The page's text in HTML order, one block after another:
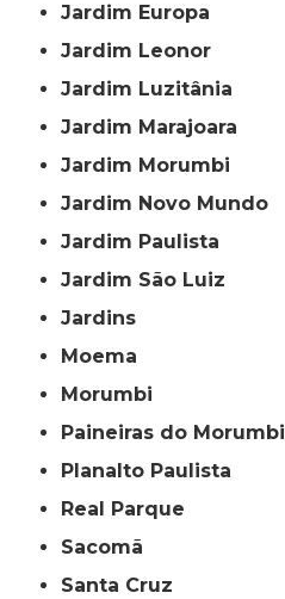
Jardim Europa
Jardim Leonor
Jardim Luzitânia
Jardim Marajoara
Jardim Morumbi
Jardim Novo Mundo
Jardim Paulista
Jardim São Luiz
Jardins
Moema
Morumbi
Paineiras do Morumbi
Planalto Paulista
Real Parque
Sacomã
Santa Cruz